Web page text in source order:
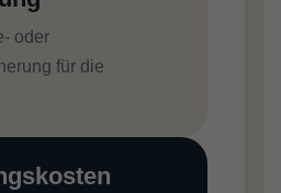
oder
für die